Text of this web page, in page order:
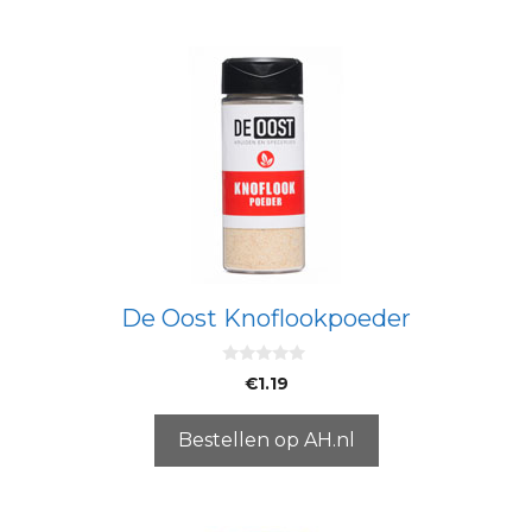
De Oost Knoflookpoeder
5
€1.19
Bestellen op AH.nl